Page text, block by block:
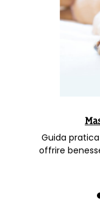
Guida